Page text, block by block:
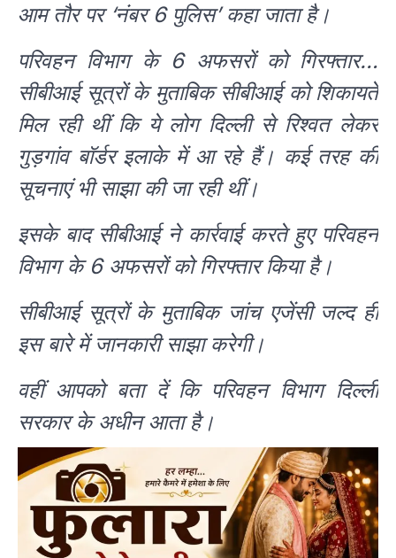
आम तौर पर ‘नंबर 6 पुलिस’ कहा जाता है।
परिवहन विभाग के 6 अफसरों को गिरफ्तार…
सीबीआई सूत्रों के मुताबिक सीबीआई को शिकायतें
मिल रही थीं कि ये लोग दिल्ली से रिश्वत लेकर
गुड़गांव बॉर्डर इलाके में आ रहे हैं। कई तरह की
सूचनाएं भी साझा की जा रही थीं।
इसके बाद सीबीआई ने कार्रवाई करते हुए परिवहन
विभाग के 6 अफसरों को गिरफ्तार किया है।
सीबीआई सूत्रों के मुताबिक जांच एजेंसी जल्द ही
इस बारे में जानकारी साझा करेगी।
वहीं आपको बता दें कि परिवहन विभाग दिल्ली
सरकार के अधीन आता है।